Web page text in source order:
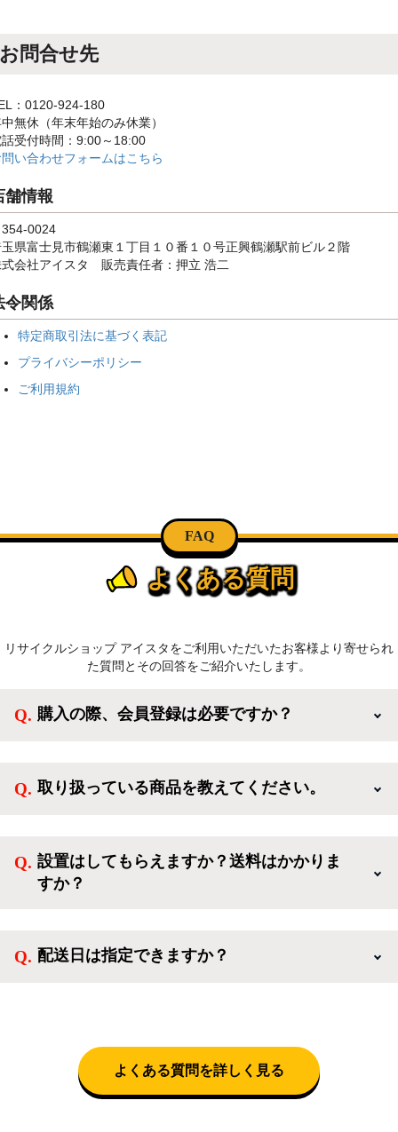
お問合せ先
：0120-924-180
無休（年末年始のみ休業）
受付時間：9:00～18:00
い合わせフォームはこちら
舗情報
0024
県富士見市鶴瀬東１丁目１０番１０号正興鶴瀬駅前ビル２階
会社アイスタ 販売責任者：押立 浩二
令関係
特定商取引法に基づく表記
プライバシーポリシー
ご利用規約
FAQ
よくある質問
リサイクルショップ アイスタをご利用いただいたお客様より寄せられ
た質問とその回答をご紹介いたします。
購入の際、会員登録は必要ですか？
方、登録しなくてもカートに商品を入れた後、ログイ
取り扱っている商品を教えてください。
活を応援するような家電セットから、季節・空調家
電、調理家電、生活家電まで、幅広く中古家電を取り
設置はしてもらえますか？送料はかかりま
すか？
神奈川・千葉)において自社配送を選択いただくこと
配送日は指定できますか？
話にて日時決定に関するご連絡をさせて頂きます。
よくある質問を詳しく見る